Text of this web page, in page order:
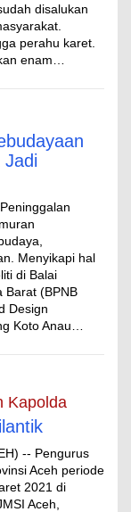
disalukan
perahu karet.
enam…
Jadi
Menyikapi hal
di Balai
Barat (BPNB
Design
Koto Anau…
Kapolda
-- Pengurus
Aceh periode
2021 di
Aceh,